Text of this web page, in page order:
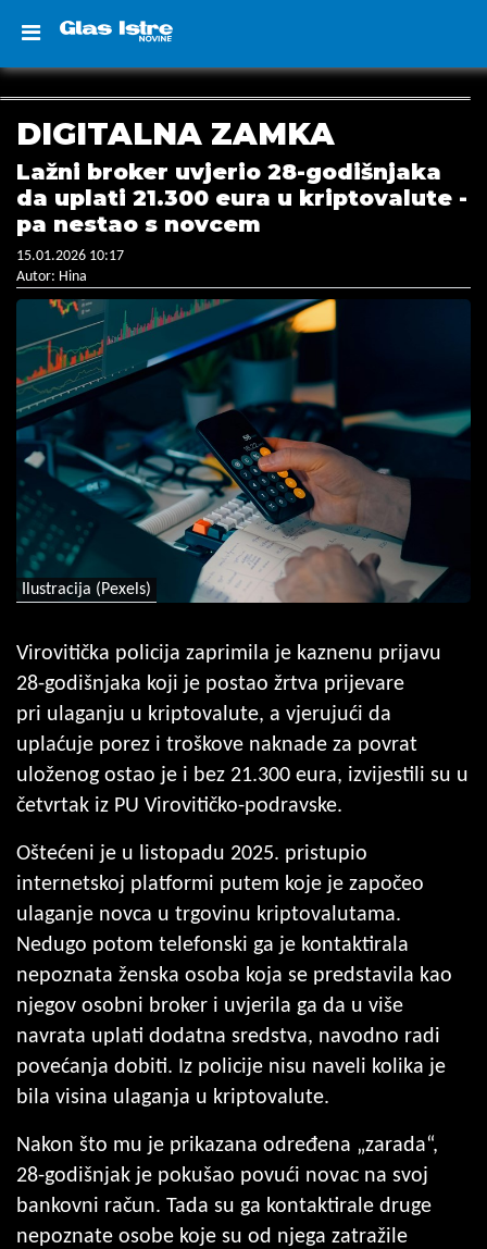
DIGITALNA ZAMKA
Lažni broker uvjerio 28-godišnjaka
da uplati 21.300 eura u kriptovalute -
pa nestao s novcem
15.01.2026 10:17
Autor: Hina
Ilustracija (Pexels)
Virovitička policija zaprimila je kaznenu prijavu
28-godišnjaka koji je postao žrtva prijevare
pri ulaganju u kriptovalute, a vjerujući da
uplaćuje porez i troškove naknade za povrat
uloženog ostao je i bez 21.300 eura, izvijestili su u
četvrtak iz PU Virovitičko-podravske.
Oštećeni je u listopadu 2025. pristupio
internetskoj platformi putem koje je započeo
ulaganje novca u trgovinu kriptovalutama.
Nedugo potom telefonski ga je kontaktirala
nepoznata ženska osoba koja se predstavila kao
njegov osobni broker i uvjerila ga da u više
navrata uplati dodatna sredstva, navodno radi
povećanja dobiti. Iz policije nisu naveli kolika je
bila visina ulaganja u kriptovalute.
Nakon što mu je prikazana određena „zarada“,
28-godišnjak je pokušao povući novac na svoj
bankovni račun. Tada su ga kontaktirale druge
nepoznate osobe koje su od njega zatražile